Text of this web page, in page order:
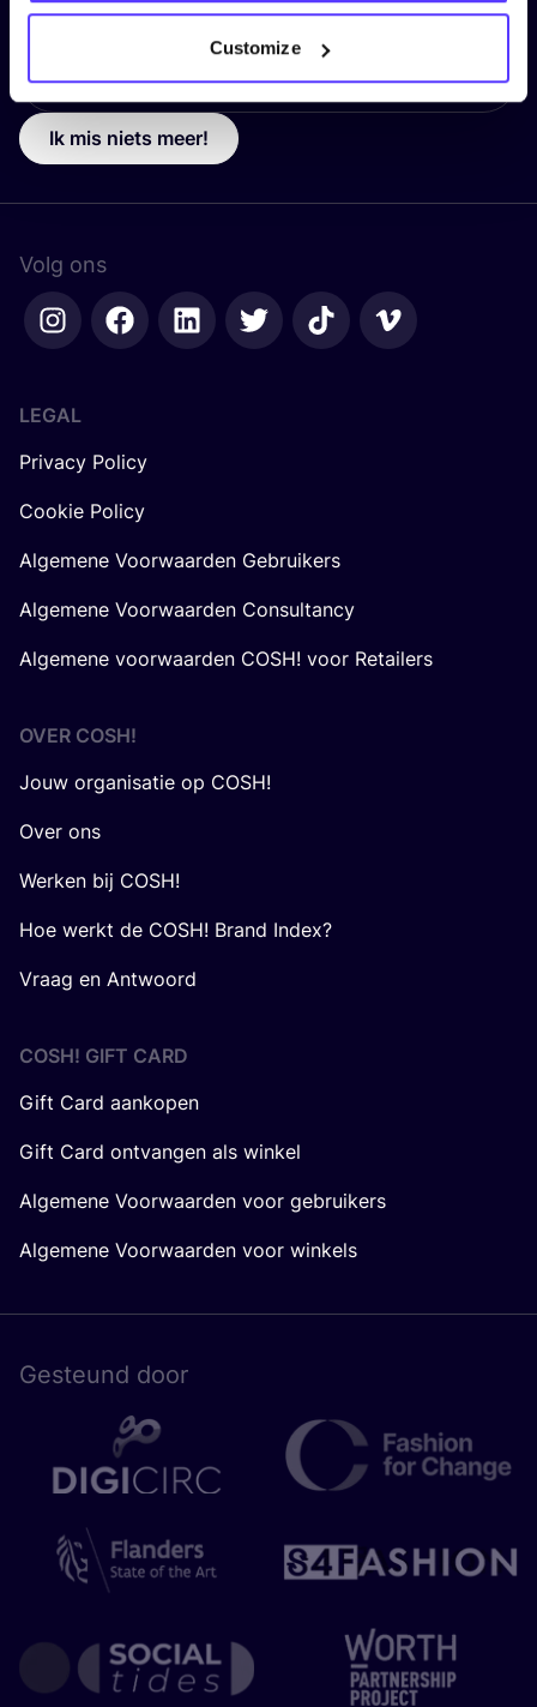
Customize
Ik mis niets meer!
Volg ons
LEGAL
Privacy Policy
Cookie Policy
Algemene Voorwaarden Gebruikers
Algemene Voorwaarden Consultancy
Algemene voorwaarden COSH! voor Retailers
OVER COSH!
Jouw organisatie op COSH!
Over ons
Werken bij COSH!
Hoe werkt de COSH! Brand Index?
Vraag en Antwoord
COSH! GIFT CARD
Gift Card aankopen
Gift Card ontvangen als winkel
Algemene Voorwaarden voor gebruikers
Algemene Voorwaarden voor winkels
Gesteund door